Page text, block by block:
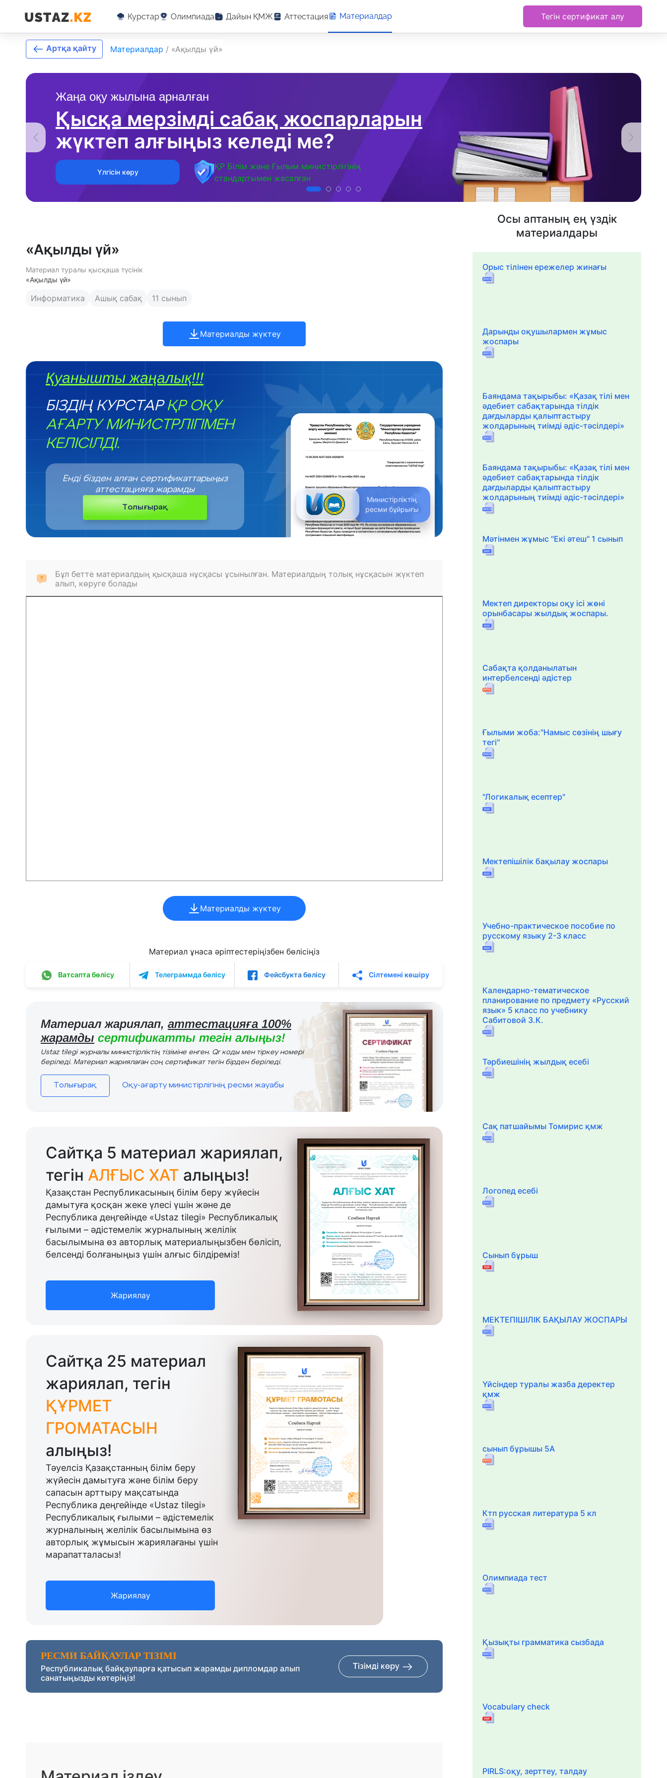
Курстар Олимпиада Дайын ҚМЖ Аттестация Материалдар Тегін сертификат алу
Жаңа оқу жылына арналған
Қысқа мерзімді сабақ жоспарларын
жүктеп алғыңыз келеді ме?
Үлгісін көру
ҚР Білім және Ғылым министірлігінің
стандартымен жасалған
Артқа қайту Материалдар / «Ақылды үй»
«Ақылды үй»
Материал туралы қысқаша түсінік
«Ақылды үй»
Информатика Ашық сабақ 11 сынып
Материалды жүктеу
Қуанышты жаңалық!!!
БІЗДІҢ КУРСТАР ҚР ОҚУ
АҒАРТУ МИНИСТРЛІГІМЕН
КЕЛІСІЛДІ.
Министірліктің
ресми бұйрығы
Енді бізден алған сертификаттарыңыз
аттестацияға жарамды
Толығырақ
Бұл бетте материалдың қысқаша нұсқасы ұсынылған. Материалдың толық нұсқасын жүктеп
алып, көруге болады
Материалды жүктеу
Материал ұнаса әріптестеріңізбен бөлісіңіз
Ватсапта бөлісу Телеграммда бөлісу Фейсбукта бөлісу Сілтемені көшіру
Материал жариялап, аттестацияға 100%
жарамды сертификатты тегін алыңыз!
Ustaz tilegi журналы министірліктің тізіміне енген. Qr коды мен тіркеу номері
беріледі. Материал жариялаған соң сертификат тегін бірден беріледі.
Толығырақ Оқу-ағарту министірлігінің ресми жауабы
Сайтқа 5 материал жариялап,
тегін АЛҒЫС ХАТ алыңыз!
Қазақстан Республикасының білім беру жүйесін
дамытуға қосқан жеке үлесі үшін және де
Республика деңгейінде «Ustaz tilegi» Республикалық
ғылыми – әдістемелік журналының желілік
басылымына өз авторлық материалыңызбен бөлісіп,
белсенді болғаныңыз үшін алғыс білдіреміз!
Жариялау
Сайтқа 25 материал
жариялап, тегін
ҚҰРМЕТ
ГРОМАТАСЫН
алыңыз!
Тәуелсіз Қазақстанның білім беру
жүйесін дамытуға және білім беру
сапасын арттыру мақсатында
Республика деңгейінде «Ustaz tilegi»
Республикалық ғылыми – әдістемелік
журналының желілік басылымына өз
авторлық жұмысын жариялағаны үшін
марапатталасыз!
Жариялау
РЕСМИ БАЙҚАУЛАР ТІЗІМІ
Республикалық байқауларға қатысып жарамды дипломдар алып
санатыңызды көтеріңіз!
Тізімді көру
Осы аптаның ең үздік
материалдары
Орыс тілінен ережелер жинағы
Дарынды оқушылармен жұмыс
жоспары
Баяндама тақырыбы: «Қазақ тілі мен
әдебиет сабақтарында тілдік
дағдыларды қалыптастыру
жолдарының тиімді әдіс-тәсілдері»
Баяндама тақырыбы: «Қазақ тілі мен
әдебиет сабақтарында тілдік
дағдыларды қалыптастыру
жолдарының тиімді әдіс-тәсілдері»
Мәтінмен жұмыс "Екі әтеш" 1 сынып
Мектеп директоры оқу ісі жөні
орынбасары жылдық жоспары.
Сабақта қолданылатын
интербелсенді әдістер
Ғылыми жоба:"Намыс сөзінің шығу
тегі"
"Логикалық есептер"
Мектепішілік бақылау жоспары
Учебно-практическое пособие по
русскому языку 2-3 класс
Календарно-тематическое
планирование по предмету «Русский
язык» 5 класс по учебнику
Сабитовой З.К.
Тәрбиешінің жылдық есебі
Сақ патшайымы Томирис қмж
Логопед есебі
Сынып бұрыш
МЕКТЕПІШІЛІК БАҚЫЛАУ ЖОСПАРЫ
Үйсіндер туралы жазба деректер
қмж
сынып бұрышы 5А
Ктп русская литература 5 кл
Олимпиада тест
Қызықты грамматика сызбада
Vocabulary check
PIRLS:оқу, зерттеу, талдау